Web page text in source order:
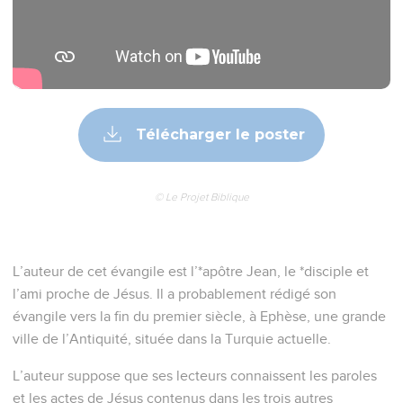
Télécharger le poster
© Le Projet Biblique
L’auteur de cet évangile est l’*apôtre Jean, le *disciple et
l’ami proche de Jésus. Il a probablement rédigé son
évangile vers la fin du premier siècle, à Ephèse, une grande
ville de l’Antiquité, située dans la Turquie actuelle.
L’auteur suppose que ses lecteurs connaissent les paroles
et les actes de Jésus contenus dans les trois autres